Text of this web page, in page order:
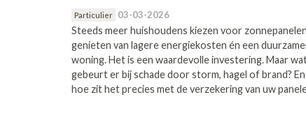
Particulier 03-03-2026
Steeds meer huishoudens kiezen voor
genieten van lagere energiekosten én een
woning. Het is een waardevolle investering. Maar
gebeurt er bij schade door storm, hagel of brand? En
hoe zit het precies met de verzekering van uw